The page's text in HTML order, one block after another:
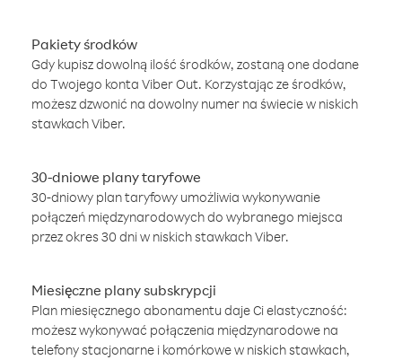
Pakiety środków
Gdy kupisz dowolną ilość środków, zostaną one dodane
do Twojego konta Viber Out. Korzystając ze środków,
możesz dzwonić na dowolny numer na świecie w niskich
stawkach Viber.
30-dniowe plany taryfowe
30-dniowy plan taryfowy umożliwia wykonywanie
połączeń międzynarodowych do wybranego miejsca
przez okres 30 dni w niskich stawkach Viber.
Miesięczne plany subskrypcji
Plan miesięcznego abonamentu daje Ci elastyczność:
możesz wykonywać połączenia międzynarodowe na
telefony stacjonarne i komórkowe w niskich stawkach,